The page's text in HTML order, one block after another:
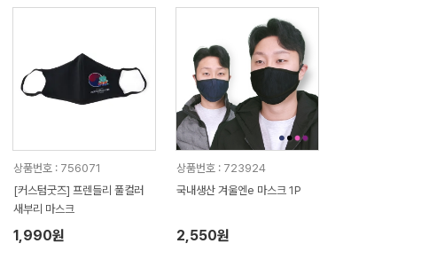
상품번호 : 756071
[커스텀굿즈] 프렌들리 풀컬러
새부리 마스크
1,990원
상품번호 : 723924
국내생산 겨울엔e 마스크 1P
2,550원